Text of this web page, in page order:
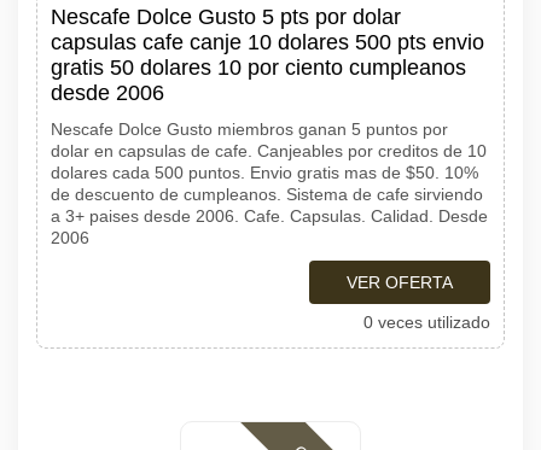
Nescafe Dolce Gusto 5 pts por dolar
capsulas cafe canje 10 dolares 500 pts envio
gratis 50 dolares 10 por ciento cumpleanos
desde 2006
Nescafe Dolce Gusto miembros ganan 5 puntos por
dolar en capsulas de cafe. Canjeables por creditos de 10
dolares cada 500 puntos. Envio gratis mas de $50. 10%
de descuento de cumpleanos. Sistema de cafe sirviendo
a 3+ paises desde 2006. Cafe. Capsulas. Calidad. Desde
2006
VER OFERTA
0 veces utilizado